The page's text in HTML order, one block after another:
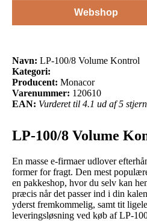
Webshop
Navn: LP-100/8 Volume Kontrol
Kategori:
Producent: Monacor
Varenummer: 120610
EAN: Vurderet til 4.1 ud af 5
LP-100/8 Volume
En masse e-firmaer udlover
former for fragt. Den mest
en pakkeshop, hvor du selv kan
præcis når det passer ind i din
yderst fremkommelig, samt tit
leveringsløsning ved køb af LP-